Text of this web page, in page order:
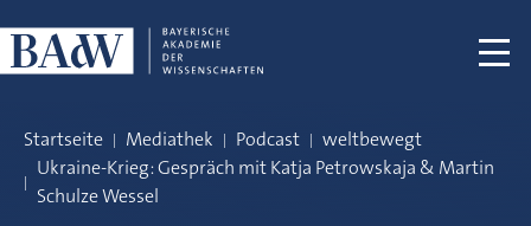
Startseite Mediathek Podcast
weltbewegt
Ukraine-Krieg: Gespräch mit Katja Petrowskaja & Martin
Schulze Wessel